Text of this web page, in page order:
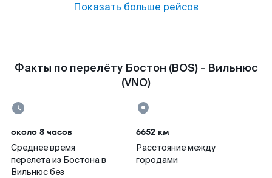
Показать больше рейсов
Факты по перелёту Бостон (BOS) - Вильнюс
(VNO)
около 8 часов
Среднее время
перелета из Бостона в
Вильнюс без
6652 км
Расстояние между
городами